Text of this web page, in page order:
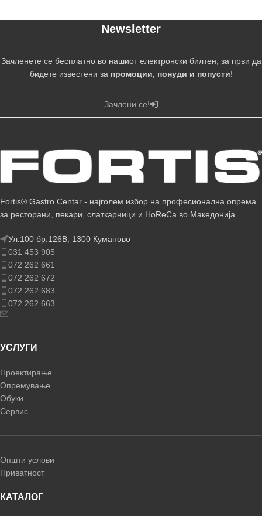
Newsletter
Зачленете се бесплатно во нашиот електронски билтен, за први да
бидете известени за промоции, понуди и попусти!
Зачлени се!
Fortis® Gastro Centar - најголем избор на професионална опрема
за ресторани, пекари, слаткарници и HoReCa во Македонија.
Ул.100 бр.126В, 1300 Куманово
031 453 905
072 262 661
072 262 672
072 262 683
072 262 663
УСЛУГИ
Проектирање
Опремување
Обуки
Сервис
Општи услови
Приватност
КАТАЛОГ